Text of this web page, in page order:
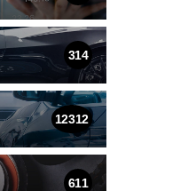
314
12312
611